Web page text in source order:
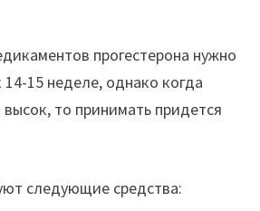
прогестерона нужно
15 неделе, однако когда
то принимать придется
следующие средства: